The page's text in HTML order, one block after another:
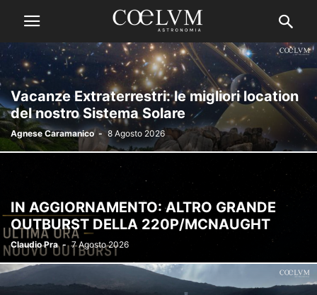
Vacanze Extraterrestri: le migliori location
del nostro Sistema Solare
Agnese Caramanico - 8 Agosto 2026
IN AGGIORNAMENTO: ALTRO GRANDE
OUTBURST DELLA 220P/MCNAUGHT
Claudio Pra - 7 Agosto 2026